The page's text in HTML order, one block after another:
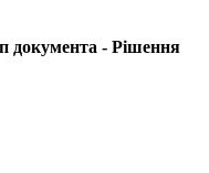
документа - Рішення